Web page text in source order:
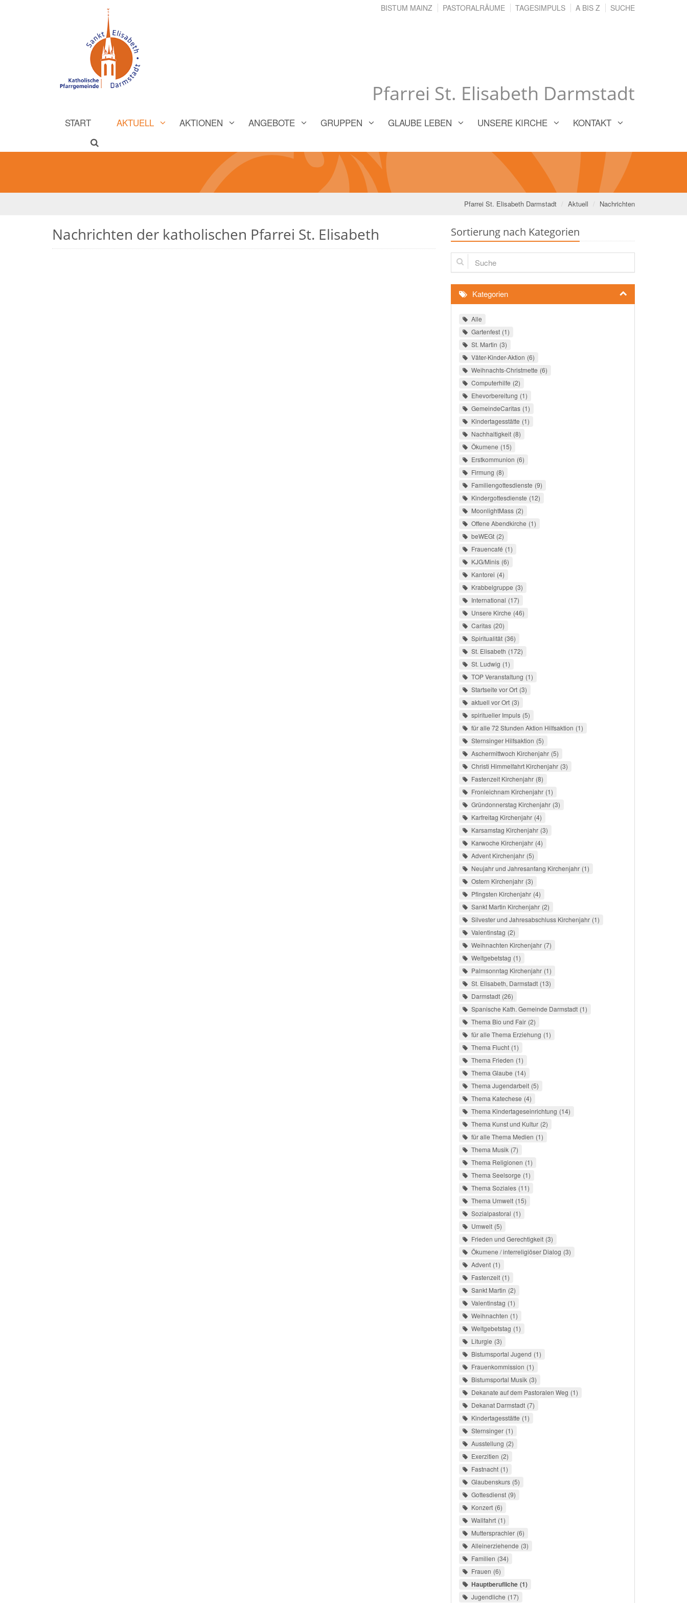
Pfarrei St. Elisabeth Darmstadt
BISTUM MAINZ PASTORALRÄUME TAGESIMPULS A BIS Z SUCHE
START AKTUELL AKTIONEN ANGEBOTE GRUPPEN GLAUBE LEBEN UNSERE KIRCHE KONTAKT
Pfarrei St. Elisabeth Darmstadt Aktuell Nachrichten
Nachrichten der katholischen Pfarrei St. Elisabeth Sortierung nach Kategorien
Suche
Kategorien
Alle
Gartenfest 1
St. Martin 3
Väter-Kinder-Aktion 6
Weihnachts-Christmette 6
Computerhilfe 2
Ehevorbereitung 1
GemeindeCaritas 1
Kindertagesstätte 1
Nachhaltigkeit 8
Ökumene 15
Erstkommunion 6
Firmung 8
Familiengottesdienste 9
Kindergottesdienste 12
MoonlightMass 2
Offene Abendkirche 1
beWEGt 2
Frauencafé 1
KJG/Minis 6
Kantorei 4
Krabbelgruppe 3
International 17
Unsere Kirche 46
Caritas 20
Spiritualität 36
St. Elisabeth 172
St. Ludwig 1
TOP Veranstaltung 1
Startseite vor Ort 3
aktuell vor Ort 3
spiritueller Impuls 5
für alle 72 Stunden Aktion Hilfsaktion 1
Sternsinger Hilfsaktion 5
Aschermittwoch Kirchenjahr 5
Christi Himmelfahrt Kirchenjahr 3
Fastenzeit Kirchenjahr 8
Fronleichnam Kirchenjahr 1
Gründonnerstag Kirchenjahr 3
Karfreitag Kirchenjahr 4
Karsamstag Kirchenjahr 3
Karwoche Kirchenjahr 4
Advent Kirchenjahr 5
Neujahr und Jahresanfang Kirchenjahr 1
Ostern Kirchenjahr 3
Pfingsten Kirchenjahr 4
Sankt Martin Kirchenjahr 2
Silvester und Jahresabschluss Kirchenjahr 1
Valentinstag 2
Weihnachten Kirchenjahr 7
Weltgebetstag 1
Palmsonntag Kirchenjahr 1
St. Elisabeth, Darmstadt 13
Darmstadt 26
Spanische Kath. Gemeinde Darmstadt 1
Thema Bio und Fair 2
für alle Thema Erziehung 1
Thema Flucht 1
Thema Frieden 1
Thema Glaube 14
Thema Jugendarbeit 5
Thema Katechese 4
Thema Kindertageseinrichtung 14
Thema Kunst und Kultur 2
für alle Thema Medien 1
Thema Musik 7
Thema Religionen 1
Thema Seelsorge 1
Thema Soziales 11
Thema Umwelt 15
Sozialpastoral 1
Umwelt 5
Frieden und Gerechtigkeit 3
Ökumene / interreligiöser Dialog 3
Advent 1
Fastenzeit 1
Sankt Martin 2
Valentinstag 1
Weihnachten 1
Weltgebetstag 1
Liturgie 3
Bistumsportal Jugend 1
Frauenkommission 1
Bistumsportal Musik 3
Dekanate auf dem Pastoralen Weg 1
Dekanat Darmstadt 7
Kindertagesstätte 1
Sternsinger 1
Ausstellung 2
Exerzitien 2
Fastnacht 1
Glaubenskurs 5
Gottesdienst 9
Konzert 6
Wallfahrt 1
Muttersprachler 6
Alleinerziehende 3
Familien 34
Frauen 6
Hauptberufliche 1
Jugendliche 17